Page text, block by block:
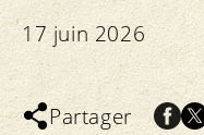
17 juin 2026
Partager